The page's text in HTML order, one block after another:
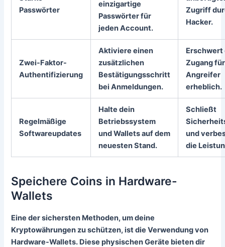
Passwörter
einzigartige
Passwörter für
jeden Account.
Zugriff
Hacker.
Zwei-Faktor-
Authentifizierung
Aktiviere einen
zusätzlichen
Bestätigungsschritt
bei Anmeldungen.
Erschwert
Zugang für
Angreifer
erheblich.
Regelmäßige
Softwareupdates
Halte dein
Betriebssystem
und Wallets auf dem
neuesten Stand.
Schließt
und
die
Speichere Coins in Hardware-
Wallets
Eine der sichersten Methoden, um deine
Kryptowährungen zu schützen, ist die Verwendung von
Hardware-Wallets. Diese physischen Geräte bieten dir